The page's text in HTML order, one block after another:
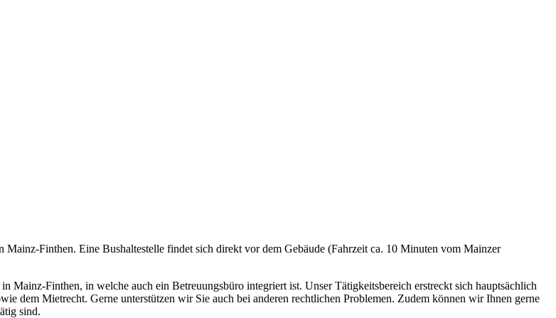
Finthen. Eine Bushaltestelle findet sich direkt vor dem Gebäude (Fahrzeit ca. 10 Minuten vom Mainzer
Mainz-Finthen, in welche auch ein Betreuungsbüro integriert ist. Unser Tätigkeitsbereich erstreckt sich hauptsächlich
dem Mietrecht. Gerne unterstützen wir Sie auch bei anderen rechtlichen Problemen. Zudem können wir Ihnen gerne
sind.